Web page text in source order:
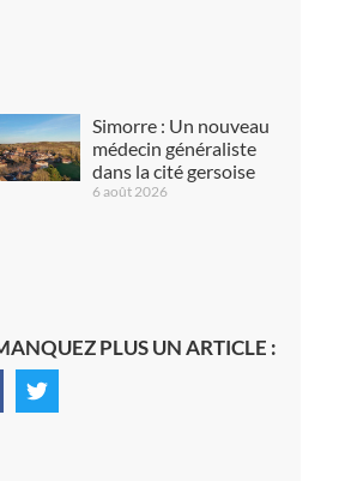
Simorre : Un nouveau
médecin généraliste
dans la cité gersoise
6 août 2026
PLUS UN ARTICLE :